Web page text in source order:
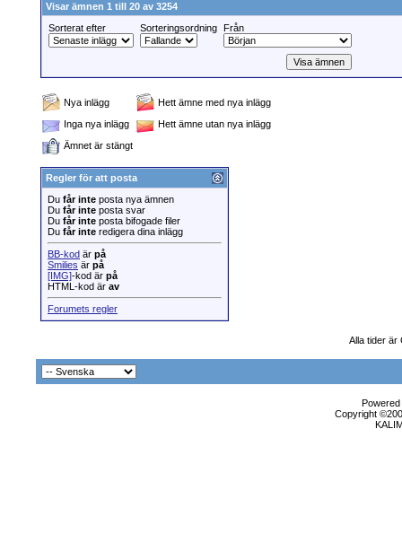
Visar ämnen 1 till 20 av 3254
Sorterat efter
Sorteringsordning Från
Nya inlägg
Hett ämne med nya inlägg
Inga nya inlägg
Hett ämne utan nya inlägg
Ämnet är stängt
Regler för att posta
Du får inte posta nya ämnen
Du får inte posta svar
Du får inte posta bifogade filer
Du får inte redigera dina inlägg
BB-kod är på
Smilies är på
[IMG]-kod är på
HTML-kod är av
Forumets regler
Alla tider är
Copyright